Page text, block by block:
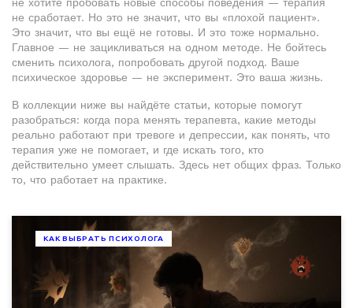
не сработает. Но это не значит, что вы «плохой пациент».
Это значит, что вы ещё не готовы. И это тоже нормально.
Главное — не зацикливаться на одном методе. Не бойтесь
сменить психолога, попробовать другой подход. Ваше
психическое здоровье — не эксперимент. Это ваша жизнь.
В коллекции ниже вы найдёте статьи, которые помогут
разобраться: когда пора менять терапевта, какие методы
реально работают при тревоге и депрессии, как понять, что
терапия уже не помогает, и где искать того, кто
действительно умеет слышать. Здесь нет общих фраз. Только
то, что работает на практике.
КАК ВЫБРАТЬ ПСИХОЛОГА